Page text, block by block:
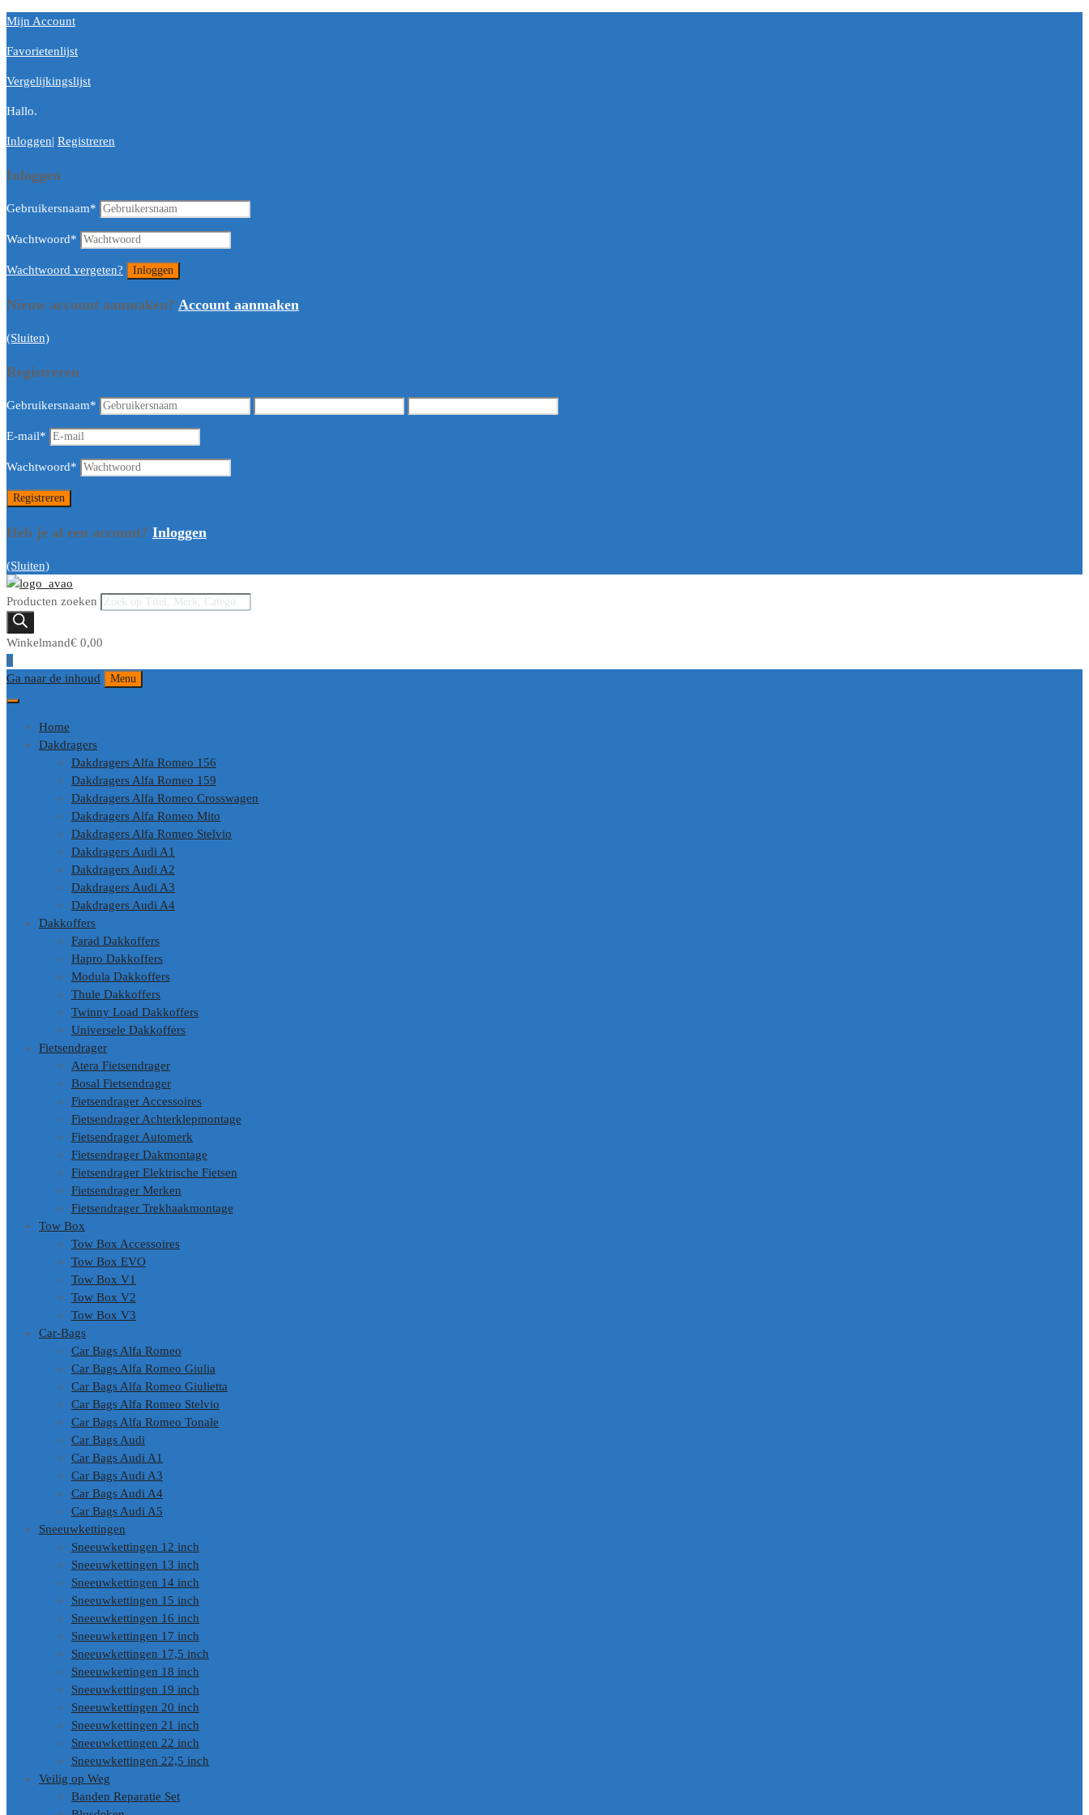
Mijn Account
Favorietenlijst
Vergelijkingslijst
Hallo.
Inloggen| Registreren
Inloggen
Gebruikersnaam*
Wachtwoord*
Wachtwoord vergeten?
Nieuw account aanmaken? Account aanmaken
(Sluiten)
Registreren
Gebruikersnaam*
E-mail*
Wachtwoord*
Heb je al een account? Inloggen
(Sluiten)
Producten zoeken
Winkelmand€ 0,00
0
Ga naar de inhoud
Menu
Home
Dakdragers
Dakdragers Alfa Romeo 156
Dakdragers Alfa Romeo 159
Dakdragers Alfa Romeo Crosswagen
Dakdragers Alfa Romeo Mito
Dakdragers Alfa Romeo Stelvio
Dakdragers Audi A1
Dakdragers Audi A2
Dakdragers Audi A3
Dakdragers Audi A4
Dakkoffers
Farad Dakkoffers
Hapro Dakkoffers
Modula Dakkoffers
Thule Dakkoffers
Twinny Load Dakkoffers
Universele Dakkoffers
Fietsendrager
Atera Fietsendrager
Bosal Fietsendrager
Fietsendrager Accessoires
Fietsendrager Achterklepmontage
Fietsendrager Automerk
Fietsendrager Dakmontage
Fietsendrager Elektrische Fietsen
Fietsendrager Merken
Fietsendrager Trekhaakmontage
Tow Box
Tow Box Accessoires
Tow Box EVO
Tow Box V1
Tow Box V2
Tow Box V3
Car-Bags
Car Bags Alfa Romeo
Car Bags Alfa Romeo Giulia
Car Bags Alfa Romeo Giulietta
Car Bags Alfa Romeo Stelvio
Car Bags Alfa Romeo Tonale
Car Bags Audi
Car Bags Audi A1
Car Bags Audi A3
Car Bags Audi A4
Car Bags Audi A5
Sneeuwkettingen
Sneeuwkettingen 12 inch
Sneeuwkettingen 13 inch
Sneeuwkettingen 14 inch
Sneeuwkettingen 15 inch
Sneeuwkettingen 16 inch
Sneeuwkettingen 17 inch
Sneeuwkettingen 17,5 inch
Sneeuwkettingen 18 inch
Sneeuwkettingen 19 inch
Sneeuwkettingen 20 inch
Sneeuwkettingen 21 inch
Sneeuwkettingen 22 inch
Sneeuwkettingen 22,5 inch
Veilig op Weg
Banden Reparatie Set